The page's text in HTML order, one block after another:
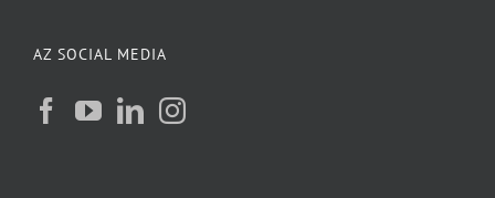
AZ SOCIAL MEDIA